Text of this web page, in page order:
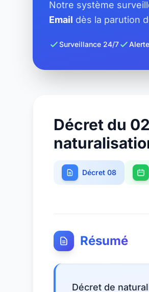
Notre système
Email dès la parution
Surveillance 24/7
Décret du
Décret 08
Résumé
Décret de